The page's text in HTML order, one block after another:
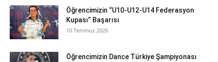
Öğrencimizin “U10-U12-U14 Federasyon
Kupası” Başarısı
10 Temmuz 2026
Öğrencimizin Dance Türkiye Şampiyonası